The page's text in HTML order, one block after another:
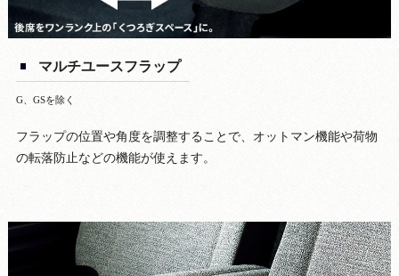
マルチユースフラップ
G、GSを除く
フラップの位置や角度を調整することで、オットマン機能や荷物
の転落防止などの機能が使えます。